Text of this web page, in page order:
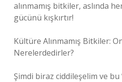
alınmamış bitkiler, aslında
gücünü kışkırtır!
Kültüre Alınmamış Bitkiler:
Nerelerdedirler?
Şimdi biraz ciddileşelim ve bu